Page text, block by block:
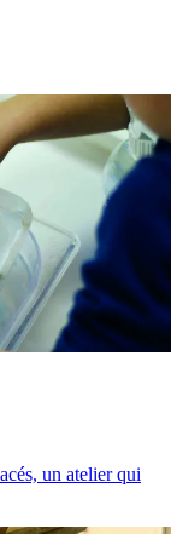
un atelier qui